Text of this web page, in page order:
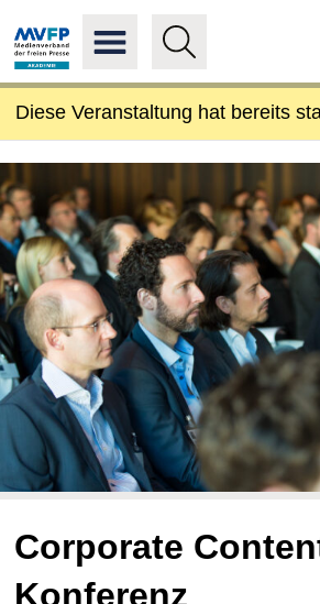
Diese Veranstaltung hat bereits
Corporate
Konferenz